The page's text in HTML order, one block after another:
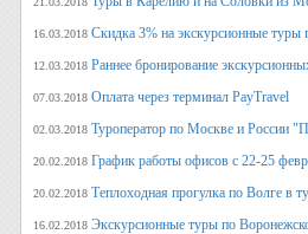
16.03.2018 Скидка 3% на экскурсионные
12.03.2018 Раннее бронирование
07.03.2018 Оплата через терминал PayTravel
02.03.2018 Туроператор по Москве и России
20.02.2018 График работы офисов с 22-25
20.02.2018 Теплоходная прогулка по Волге в
16.02.2018 Экскурсионные туры по